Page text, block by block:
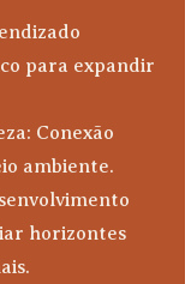
para expandir
Conexão
ambiente.
horizontes